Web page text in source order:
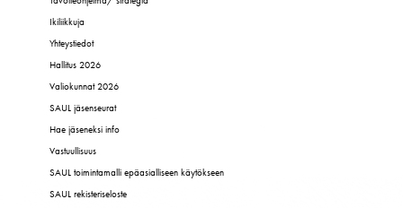
Ikiliikkuja
Yhteystiedot
Hallitus 2026
Valiokunnat 2026
SAUL jäsenseurat
Hae jäseneksi info
Vastuullisuus
SAUL toimintamalli epäasialliseen käytökseen
SAUL rekisteriseloste